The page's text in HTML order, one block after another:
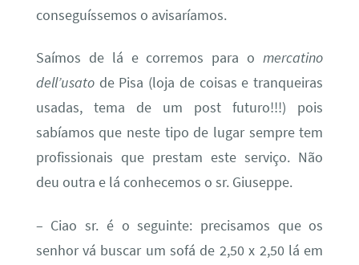
conseguíssemos o avisaríamos.
Saímos de lá e corremos para omercatino
dell’usatode Pisa (loja de coisas e tranqueiras
usadas, tema de um post futuro!!!) pois
sabíamos que neste tipo de lugar sempre tem
profissionais que prestam este serviço. Não
deu outra e lá conhecemos o sr. Giuseppe.
– Ciao sr. é o seguinte: precisamos que os
senhor vá buscar um sofá de 2,50 x 2,50 lá em